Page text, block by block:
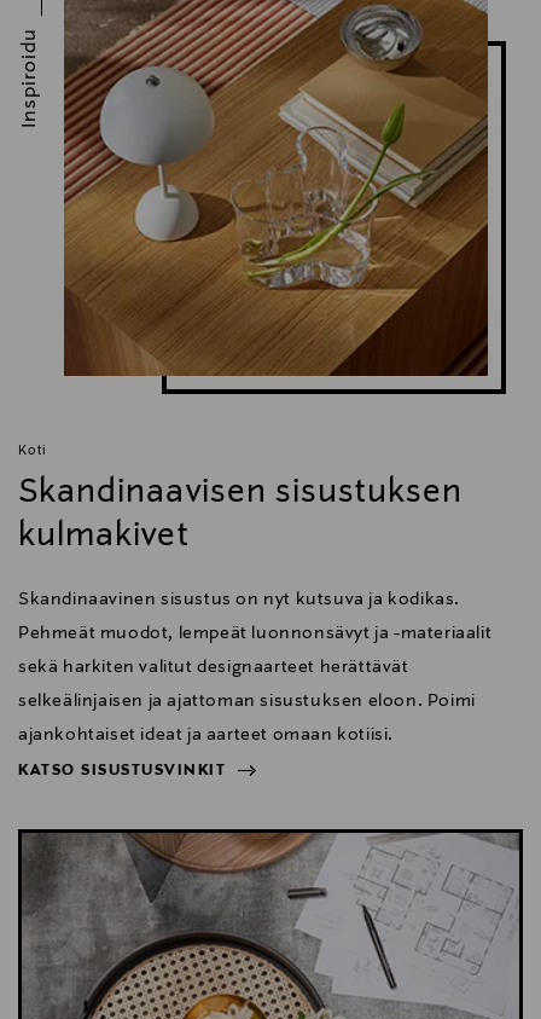
Koti
Skandinaavisen sisustuksen
kulmakivet
Skandinaavinen sisustus on nyt kutsuva ja kodikas.
Pehmeät muodot, lempeät luonnonsävyt ja -materiaalit
sekä harkiten valitut designaarteet herättävät
selkeälinjaisen ja ajattoman sisustuksen eloon. Poimi
ajankohtaiset ideat ja aarteet omaan kotiisi.
KATSO SISUSTUSVINKIT
Inspiroidu
KATSO SISUSTUSVINKIT